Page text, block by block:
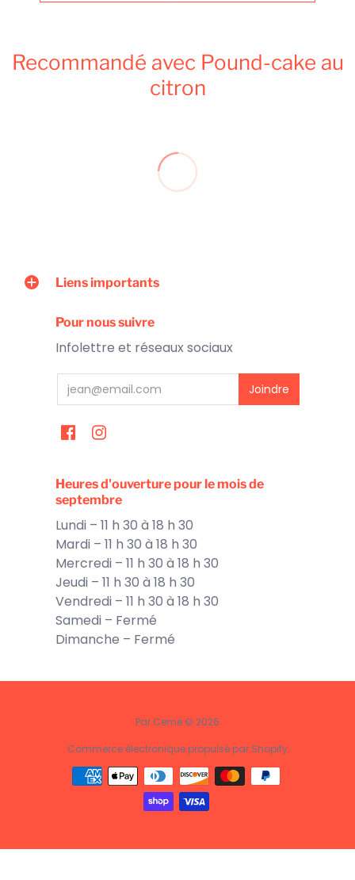
Recommandé avec Pound-cake au
citron
Liens importants
Pour nous suivre
Infolettre et réseaux sociaux
Heures d'ouverture pour le mois de
septembre
Lundi – 11 h 30 à 18 h 30
Mardi – 11 h 30 à 18 h 30
Mercredi – 11 h 30 à 18 h 30
Jeudi – 11 h 30 à 18 h 30
Vendredi – 11 h 30 à 18 h 30
Samedi – Fermé
Dimanche – Fermé
Par Cemé © 2026
Commerce électronique propulsé par Shopify